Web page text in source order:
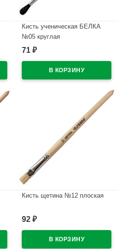
Кисть ученическая БЕЛКА
№05 круглая
В наличии
71 ₽
Кисть щетина №12 плоская
92 ₽